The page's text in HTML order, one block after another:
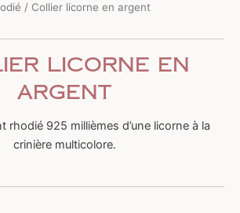
/ Collier licorne en argent
licorne en
argent
rhodié 925 millièmes d’une licorne à la
crinière multicolore.